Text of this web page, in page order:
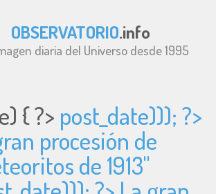
OBSERVATORIO.info
diaria del Universo desde 1995
{ ?> post_date))); ?>
procesión de
de 1913"